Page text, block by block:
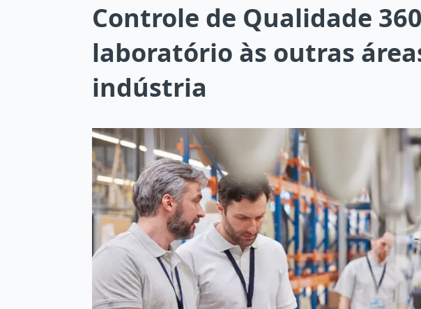
Controle de Qualidade
laboratório às outras
indústria